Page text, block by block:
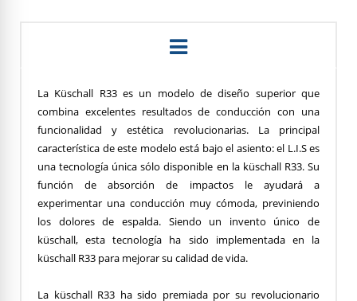
La Küschall R33 es un modelo de diseño superior que
combina excelentes resultados de conducción con una
funcionalidad y estética revolucionarias. La principal
característica de este modelo está bajo el asiento: el L.I.S es
una tecnología única sólo disponible en la küschall R33. Su
función de absorción de impactos le ayudará a
experimentar una conducción muy cómoda, previniendo
los dolores de espalda. Siendo un invento único de
küschall, esta tecnología ha sido implementada en la
küschall R33 para mejorar su calidad de vida.
La küschall R33 ha sido premiada por su revolucionario